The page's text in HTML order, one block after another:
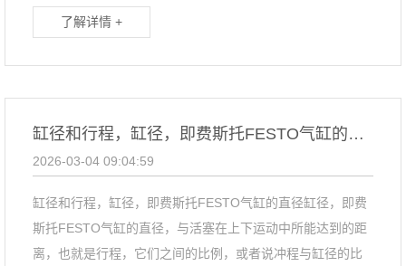
了解详情 +
缸径和行程，缸径，即费斯托FESTO气缸的直径
2026-03-04 09:04:59
缸径和行程，缸径，即费斯托FESTO气缸的直径缸径，即费
斯托FESTO气缸的直径，与活塞在上下运动中所能达到的距
离，也就是行程，它们之间的比例，或者说冲程与缸径的比